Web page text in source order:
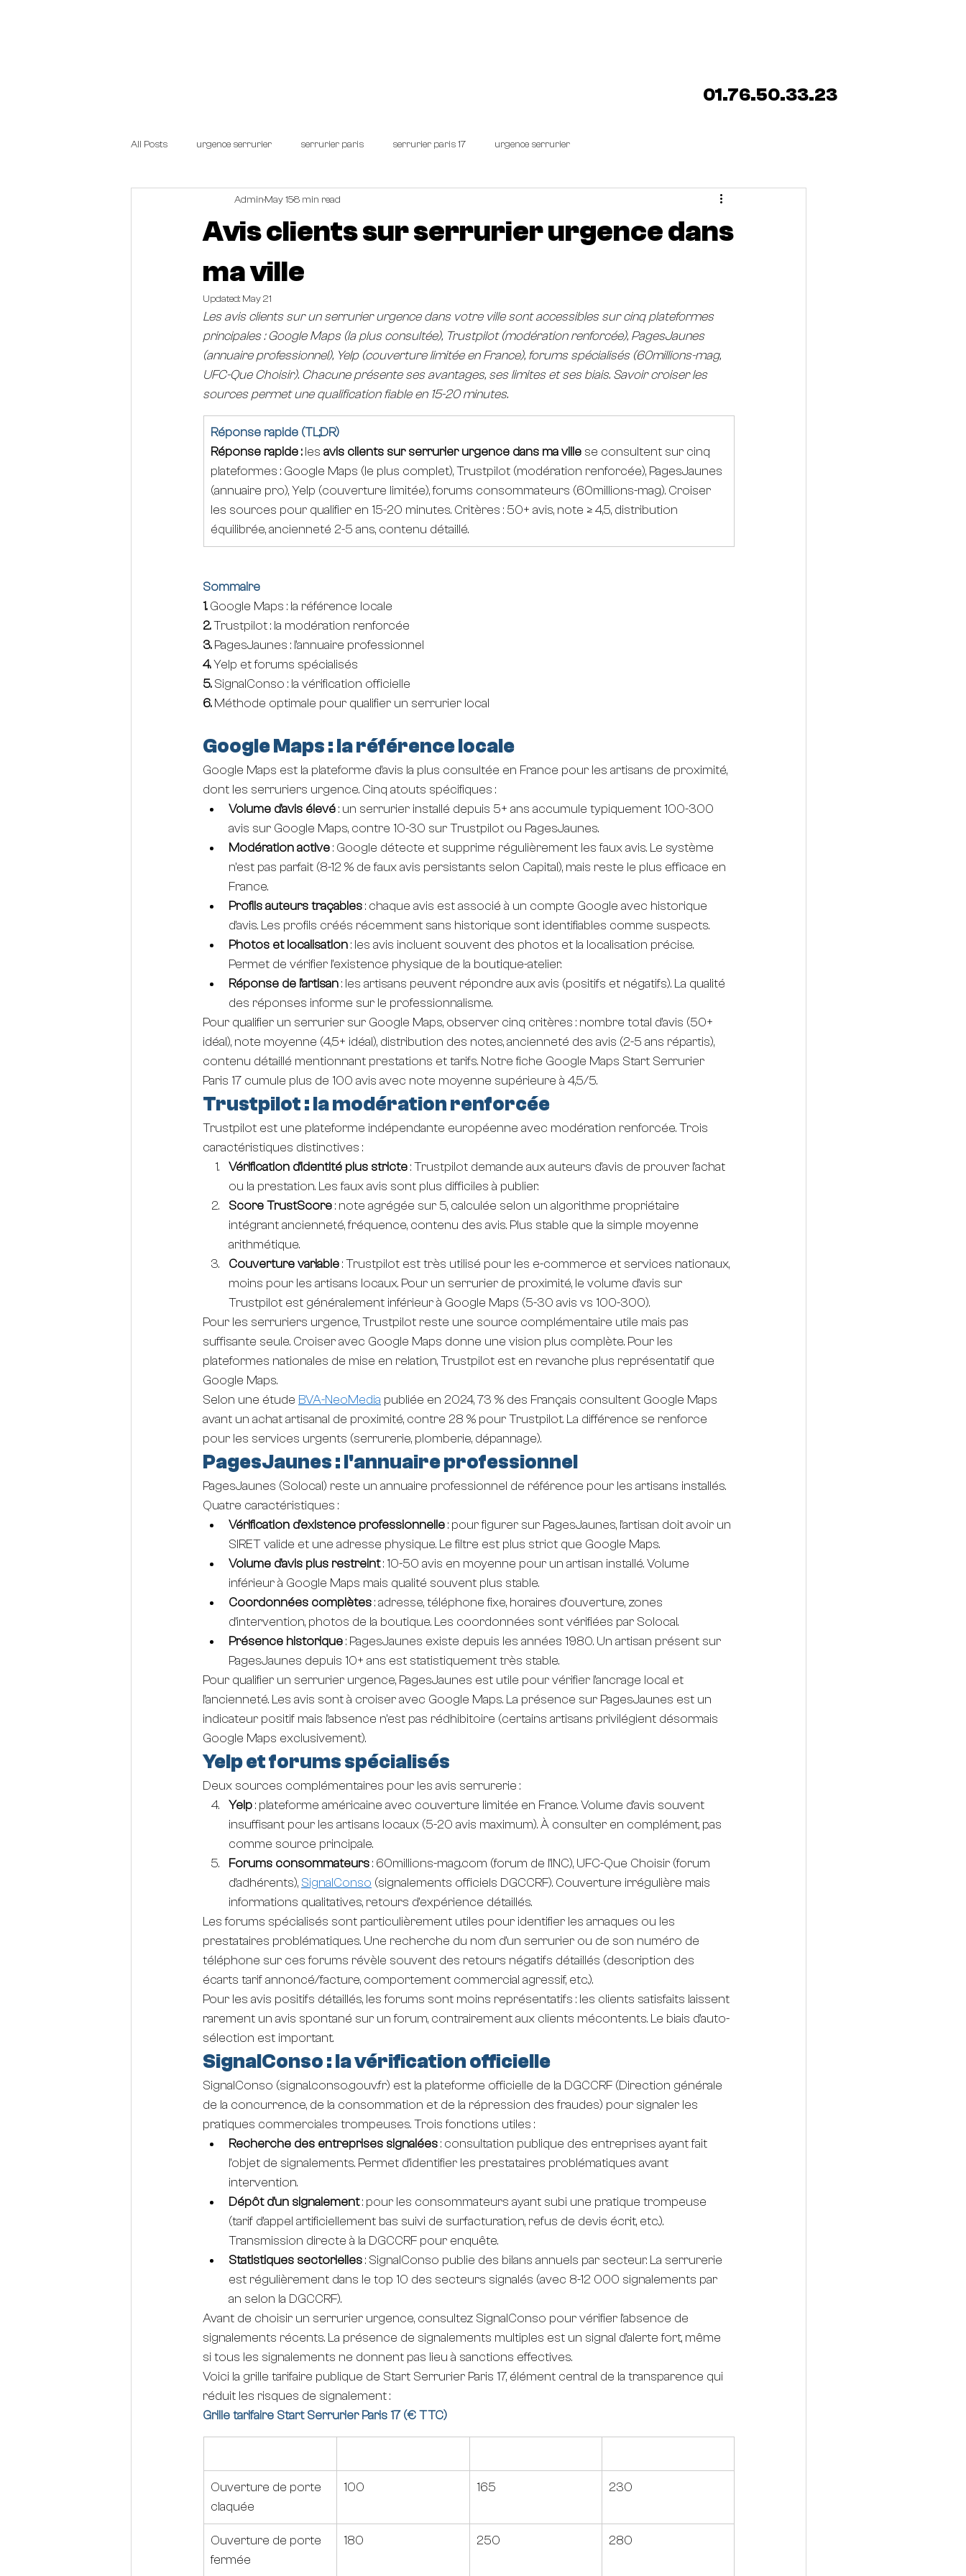
01.76.50.33.23
All Posts urgence serrurier serrurier paris serrurier paris 17 urgence serrurier
Avis clients sur serrurier urgence dans
ma ville
AdminMay 158 min read
Updated: May 21
Les avis clients sur un serrurier urgence dans votre ville sont accessibles sur cinq plateformes
principales : Google Maps (la plus consultée), Trustpilot (modération renforcée), PagesJaunes
(annuaire professionnel), Yelp (couverture limitée en France), forums spécialisés (60millions-mag,
UFC-Que Choisir). Chacune présente ses avantages, ses limites et ses biais. Savoir croiser les
sources permet une qualification fiable en 15-20 minutes.
Réponse rapide (TL;DR)
Réponse rapide : les avis clients sur serrurier urgence dans ma ville se consultent sur cinq
plateformes : Google Maps (le plus complet), Trustpilot (modération renforcée), PagesJaunes
(annuaire pro), Yelp (couverture limitée), forums consommateurs (60millions-mag). Croiser
les sources pour qualifier en 15-20 minutes. Critères : 50+ avis, note ≥ 4,5, distribution
équilibrée, ancienneté 2-5 ans, contenu détaillé.
Sommaire
1. Google Maps : la référence locale
2. Trustpilot : la modération renforcée
3. PagesJaunes : l'annuaire professionnel
4. Yelp et forums spécialisés
5. SignalConso : la vérification officielle
6. Méthode optimale pour qualifier un serrurier local
Google Maps : la référence locale
Google Maps est la plateforme d'avis la plus consultée en France pour les artisans de proximité,
dont les serruriers urgence. Cinq atouts spécifiques :
Volume d'avis élevé : un serrurier installé depuis 5+ ans accumule typiquement 100-300
avis sur Google Maps, contre 10-30 sur Trustpilot ou PagesJaunes.
Modération active : Google détecte et supprime régulièrement les faux avis. Le système
n'est pas parfait (8-12 % de faux avis persistants selon Capital), mais reste le plus efficace en
France.
Profils auteurs traçables : chaque avis est associé à un compte Google avec historique
d'avis. Les profils créés récemment sans historique sont identifiables comme suspects.
Photos et localisation : les avis incluent souvent des photos et la localisation précise.
Permet de vérifier l'existence physique de la boutique-atelier.
Réponse de l'artisan : les artisans peuvent répondre aux avis (positifs et négatifs). La qualité
des réponses informe sur le professionnalisme.
Pour qualifier un serrurier sur Google Maps, observer cinq critères : nombre total d'avis (50+
idéal), note moyenne (4,5+ idéal), distribution des notes, ancienneté des avis (2-5 ans répartis),
contenu détaillé mentionnant prestations et tarifs. Notre fiche Google Maps Start Serrurier
Paris 17 cumule plus de 100 avis avec note moyenne supérieure à 4,5/5.
Trustpilot : la modération renforcée
Trustpilot est une plateforme indépendante européenne avec modération renforcée. Trois
caractéristiques distinctives :
Vérification d'identité plus stricte : Trustpilot demande aux auteurs d'avis de prouver l'achat
ou la prestation. Les faux avis sont plus difficiles à publier.
Score TrustScore : note agrégée sur 5, calculée selon un algorithme propriétaire
intégrant ancienneté, fréquence, contenu des avis. Plus stable que la simple moyenne
arithmétique.
Couverture variable : Trustpilot est très utilisé pour les e-commerce et services nationaux,
moins pour les artisans locaux. Pour un serrurier de proximité, le volume d'avis sur
Trustpilot est généralement inférieur à Google Maps (5-30 avis vs 100-300).
Pour les serruriers urgence, Trustpilot reste une source complémentaire utile mais pas
suffisante seule. Croiser avec Google Maps donne une vision plus complète. Pour les
plateformes nationales de mise en relation, Trustpilot est en revanche plus représentatif que
Google Maps.
Selon une étude BVA-NeoMedia publiée en 2024, 73 % des Français consultent Google Maps
avant un achat artisanal de proximité, contre 28 % pour Trustpilot. La différence se renforce
pour les services urgents (serrurerie, plomberie, dépannage).
PagesJaunes : l'annuaire professionnel
PagesJaunes (Solocal) reste un annuaire professionnel de référence pour les artisans installés.
Quatre caractéristiques :
Vérification d'existence professionnelle : pour figurer sur PagesJaunes, l'artisan doit avoir un
SIRET valide et une adresse physique. Le filtre est plus strict que Google Maps.
Volume d'avis plus restreint : 10-50 avis en moyenne pour un artisan installé. Volume
inférieur à Google Maps mais qualité souvent plus stable.
Coordonnées complètes : adresse, téléphone fixe, horaires d'ouverture, zones
d'intervention, photos de la boutique. Les coordonnées sont vérifiées par Solocal.
Présence historique : PagesJaunes existe depuis les années 1980. Un artisan présent sur
PagesJaunes depuis 10+ ans est statistiquement très stable.
Pour qualifier un serrurier urgence, PagesJaunes est utile pour vérifier l'ancrage local et
l'ancienneté. Les avis sont à croiser avec Google Maps. La présence sur PagesJaunes est un
indicateur positif mais l'absence n'est pas rédhibitoire (certains artisans privilégient désormais
Google Maps exclusivement).
Yelp et forums spécialisés
Deux sources complémentaires pour les avis serrurerie :
Yelp : plateforme américaine avec couverture limitée en France. Volume d'avis souvent
insuffisant pour les artisans locaux (5-20 avis maximum). À consulter en complément, pas
comme source principale.
Forums consommateurs : 60millions-mag.com (forum de l'INC), UFC-Que Choisir (forum
d'adhérents), SignalConso (signalements officiels DGCCRF). Couverture irrégulière mais
informations qualitatives, retours d'expérience détaillés.
Les forums spécialisés sont particulièrement utiles pour identifier les arnaques ou les
prestataires problématiques. Une recherche du nom d'un serrurier ou de son numéro de
téléphone sur ces forums révèle souvent des retours négatifs détaillés (description des
écarts tarif annoncé/facture, comportement commercial agressif, etc.).
Pour les avis positifs détaillés, les forums sont moins représentatifs : les clients satisfaits laissent
rarement un avis spontané sur un forum, contrairement aux clients mécontents. Le biais d'auto-
sélection est important.
SignalConso : la vérification officielle
SignalConso (signal.conso.gouv.fr) est la plateforme officielle de la DGCCRF (Direction générale
de la concurrence, de la consommation et de la répression des fraudes) pour signaler les
pratiques commerciales trompeuses. Trois fonctions utiles :
Recherche des entreprises signalées : consultation publique des entreprises ayant fait
l'objet de signalements. Permet d'identifier les prestataires problématiques avant
intervention.
Dépôt d'un signalement : pour les consommateurs ayant subi une pratique trompeuse
(tarif d'appel artificiellement bas suivi de surfacturation, refus de devis écrit, etc.).
Transmission directe à la DGCCRF pour enquête.
Statistiques sectorielles : SignalConso publie des bilans annuels par secteur. La serrurerie
est régulièrement dans le top 10 des secteurs signalés (avec 8-12 000 signalements par
an selon la DGCCRF).
Avant de choisir un serrurier urgence, consultez SignalConso pour vérifier l'absence de
signalements récents. La présence de signalements multiples est un signal d'alerte fort, même
si tous les signalements ne donnent pas lieu à sanctions effectives.
Voici la grille tarifaire publique de Start Serrurier Paris 17, élément central de la transparence qui
réduit les risques de signalement :
Grille tarifaire Start Serrurier Paris 17 (€ TTC)
Ouverture de porte
claquée
100 165 230
Ouverture de porte
fermée
180 250 280